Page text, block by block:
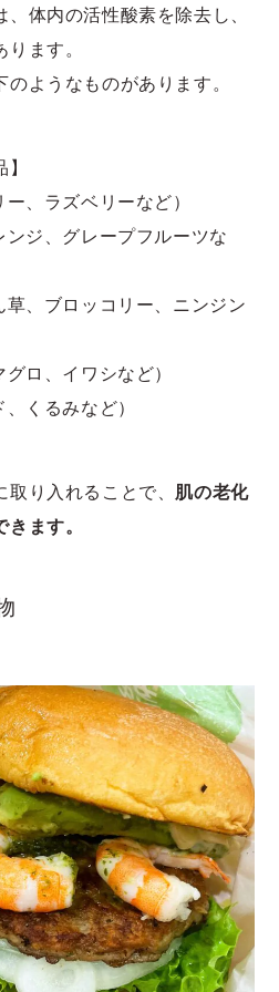
体内の活性酸素を除去し、
ます。
ようなものがあります。
、ラズベリーなど）
ジ、グレープフルーツな
、ブロッコリー、ニンジン
ロ、イワシなど）
くるみなど）
り入れることで、 肌の老化
ます。